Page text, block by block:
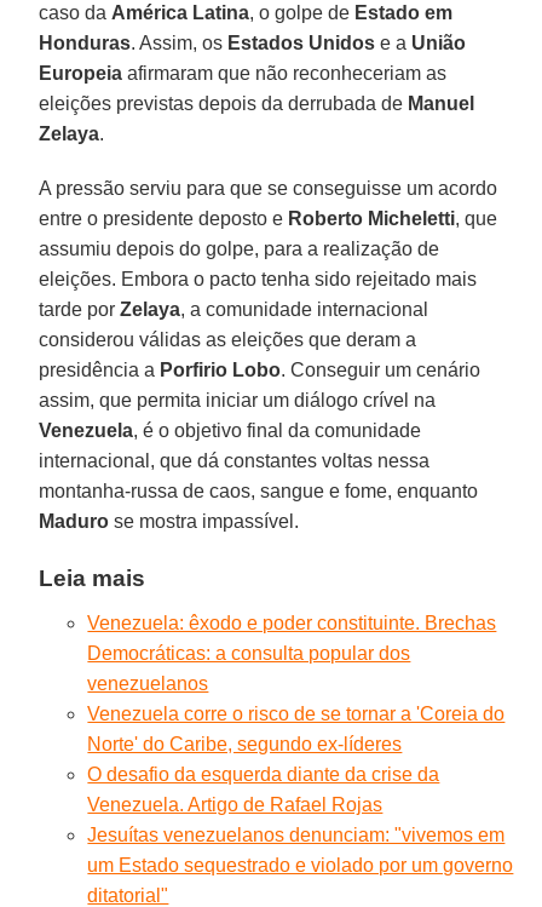
caso da América Latina, o golpe de Estado em
Honduras. Assim, os Estados Unidos e a União
Europeia afirmaram que não reconheceriam as
eleições previstas depois da derrubada de Manuel
Zelaya.
A pressão serviu para que se conseguisse um acordo
entre o presidente deposto e Roberto Micheletti, que
assumiu depois do golpe, para a realização de
eleições. Embora o pacto tenha sido rejeitado mais
tarde porZelaya, a comunidade internacional
considerou válidas as eleições que deram a
presidência a Porfirio Lobo. Conseguir um cenário
assim, que permita iniciar um diálogo crível na
Venezuela, é o objetivo final da comunidade
internacional, que dá constantes voltas nessa
montanha-russa de caos, sangue e fome, enquanto
Maduro se mostra impassível.
Leia mais
Venezuela: êxodo e poder constituinte. Brechas
Democráticas: a consulta popular dos
venezuelanos
Venezuela corre o risco de se tornar a 'Coreia do
Norte' do Caribe, segundo ex-líderes
O desafio da esquerda diante da crise da
Venezuela. Artigo de Rafael Rojas
Jesuítas venezuelanos denunciam: "vivemos em
um Estado sequestrado e violado por um governo
ditatorial"